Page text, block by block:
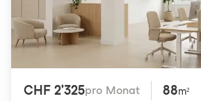
CHF 2'325pro Monat 88m²